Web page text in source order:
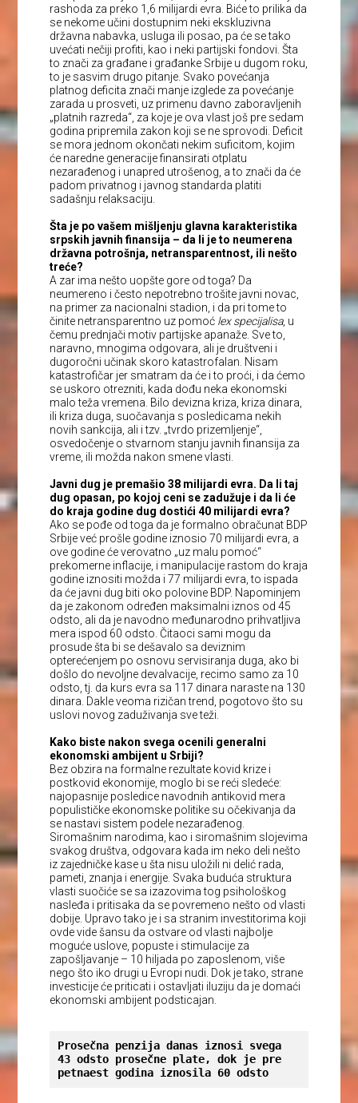
rashoda za preko 1,6 milijardi evra. Biće to prilika da
se nekome učini dostupnim neki ekskluzivna
državna nabavka, usluga ili posao, pa će se tako
uvećati nečiji profiti, kao i neki partijski fondovi. Šta
to znači za građane i građanke Srbije u dugom roku,
to je sasvim drugo pitanje. Svako povećanja
platnog deficita znači manje izglede za povećanje
zarada u prosveti, uz primenu davno zaboravljenih
„platnih razreda“, za koje je ova vlast još pre sedam
godina pripremila zakon koji se ne sprovodi. Deficit
se mora jednom okončati nekim suficitom, kojim
će naredne generacije finansirati otplatu
nezarađenog i unapred utrošenog, a to znači da će
padom privatnog i javnog standarda platiti
sadašnju relaksaciju.
Šta je po vašem mišljenju glavna karakteristika
srpskih javnih finansija – da li je to neumerena
državna potrošnja, netransparentnost, ili nešto
treće?
A zar ima nešto uopšte gore od toga? Da
neumereno i često nepotrebno trošite javni novac,
na primer za nacionalni stadion, i da pri tome to
činite netransparentno uz pomoć lex specijalisa, u
čemu prednjači motiv partijske apanaže. Sve to,
naravno, mnogima odgovara, ali je društveni i
dugoročni učinak skoro katastrofalan. Nisam
katastrofičar jer smatram da će i to proći, i da ćemo
se uskoro otrezniti, kada dođu neka ekonomski
malo teža vremena. Bilo devizna kriza, kriza dinara,
ili kriza duga, suočavanja s posledicama nekih
novih sankcija, ali i tzv. „tvrdo prizemljenje“,
osvedočenje o stvarnom stanju javnih finansija za
vreme, ili možda nakon smene vlasti.
Javni dug je premašio 38 milijardi evra. Da li taj
dug opasan, po kojoj ceni se zadužuje i da li će
do kraja godine dug dostići 40 milijardi evra?
Ako se pođe od toga da je formalno obračunat BDP
Srbije već prošle godine iznosio 70 milijardi evra, a
ove godine će verovatno „uz malu pomoć“
prekomerne inflacije, i manipulacije rastom do kraja
godine iznositi možda i 77 milijardi evra, to ispada
da će javni dug biti oko polovine BDP. Napominjem
da je zakonom određen maksimalni iznos od 45
odsto, ali da je navodno međunarodno prihvatljiva
mera ispod 60 odsto. Čitaoci sami mogu da
prosude šta bi se dešavalo sa deviznim
opterećenjem po osnovu servisiranja duga, ako bi
došlo do nevoljne devalvacije, recimo samo za 10
odsto, tj. da kurs evra sa 117 dinara naraste na 130
dinara. Dakle veoma rizičan trend, pogotovo što su
uslovi novog zaduživanja sve teži.
Kako biste nakon svega ocenili generalni
ekonomski ambijent u Srbiji?
Bez obzira na formalne rezultate kovid krize i
postkovid ekonomije, moglo bi se reći sledeće:
najopasnije posledice navodnih antikovid mera
populističke ekonomske politike su očekivanja da
se nastavi sistem podele nezarađenog.
Siromašnim narodima, kao i siromašnim slojevima
svakog društva, odgovara kada im neko deli nešto
iz zajedničke kase u šta nisu uložili ni delić rada,
pameti, znanja i energije. Svaka buduća struktura
vlasti suočiće se sa izazovima tog psihološkog
nasleđa i pritisaka da se povremeno nešto od vlasti
dobije. Upravo tako je i sa stranim investitorima koji
ovde vide šansu da ostvare od vlasti najbolje
moguće uslove, popuste i stimulacije za
zapošljavanje – 10 hiljada po zaposlenom, više
nego što iko drugi u Evropi nudi. Dok je tako, strane
investicije će priticati i ostavljati iluziju da je domaći
ekonomski ambijent podsticajan.
Prosečna penzija danas iznosi svega
43 odsto prosečne plate, dok je pre
petnaest godina iznosila 60 odsto